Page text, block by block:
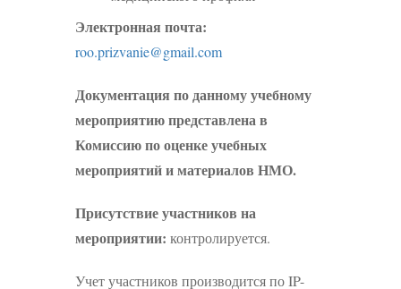
Электронная почта:
roo.prizvanie@gmail.com
Документация по данному учебному
мероприятию представлена в
Комиссию по оценке учебных
мероприятий и материалов НМО.
Присутствие участников на
мероприятии: контролируется.
Учет участников производится по IP-